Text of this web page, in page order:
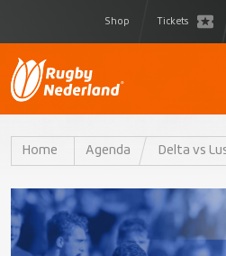
Shop Tickets
Home Agenda Delta vs